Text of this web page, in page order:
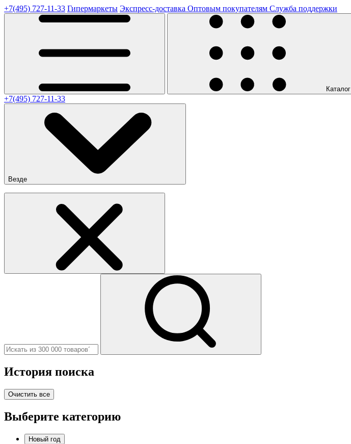
+7(495) 727-11-33 Гипермаркеты Экспресс-доставка Оптовым покупателям Служба поддержки
Каталог
+7(495) 727-11-33
Везде
История поиска
Очистить все
Выберите категорию
Новый год